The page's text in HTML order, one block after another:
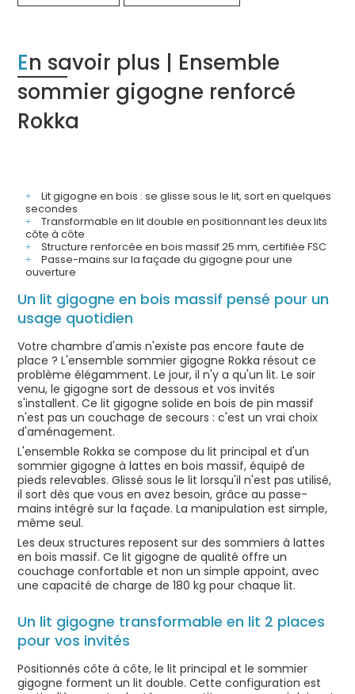
En savoir plus | Ensemble
sommier gigogne renforcé
Rokka
Lit gigogne en bois : se glisse sous le lit, sort en quelques
secondes
Transformable en lit double en positionnant les deux lits
côte à côte
Structure renforcée en bois massif 25 mm, certifiée FSC
Passe-mains sur la façade du gigogne pour une
ouverture
Un lit gigogne en bois massif pensé pour un
usage quotidien
Votre chambre d'amis n'existe pas encore faute de
place ? L'ensemble sommier gigogne Rokka résout ce
problème élégamment. Le jour, il n'y a qu'un lit. Le soir
venu, le gigogne sort de dessous et vos invités
s'installent. Ce lit gigogne solide en bois de pin massif
n'est pas un couchage de secours : c'est un vrai choix
d'aménagement.
L'ensemble Rokka se compose du lit principal et d'un
sommier gigogne à lattes en bois massif, équipé de
pieds relevables. Glissé sous le lit lorsqu'il n'est pas utilisé,
il sort dès que vous en avez besoin, grâce au passe-
mains intégré sur la façade. La manipulation est simple,
même seul.
Les deux structures reposent sur des sommiers à lattes
en bois massif. Ce lit gigogne de qualité offre un
couchage confortable et non un simple appoint, avec
une capacité de charge de 180 kg pour chaque lit.
Un lit gigogne transformable en lit 2 places
pour vos invités
Positionnés côte à côte, le lit principal et le sommier
gigogne forment un lit double. Cette configuration est